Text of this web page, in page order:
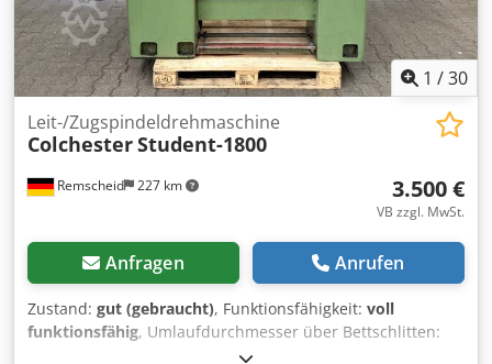
1 /30
Remscheid 227 km
Leit-/Zugspindeldrehmaschine
ColchesterStudent-1800
3.500 €
VB zzgl. MwSt.
Anfragen Anrufen
Zustand: gut (gebraucht), Funktionsfähigkeit: voll
funktionsfähig, Umlaufdurchmesser über Bettschlitten:
165 mm